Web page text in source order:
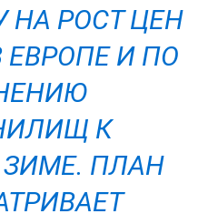
НА РОСТ ЦЕН
И ПО
К
ПЛАН